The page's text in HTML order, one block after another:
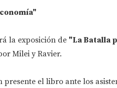
la exposición de "La Batalla
Milei y Ravier.
el libro ante los